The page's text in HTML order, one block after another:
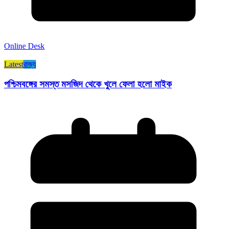
Online Desk
Latestরাজ্য​
পশ্চিমবঙ্গের সমস্ত মসজিদ থেকে খুলে ফেলা হলো মাইক